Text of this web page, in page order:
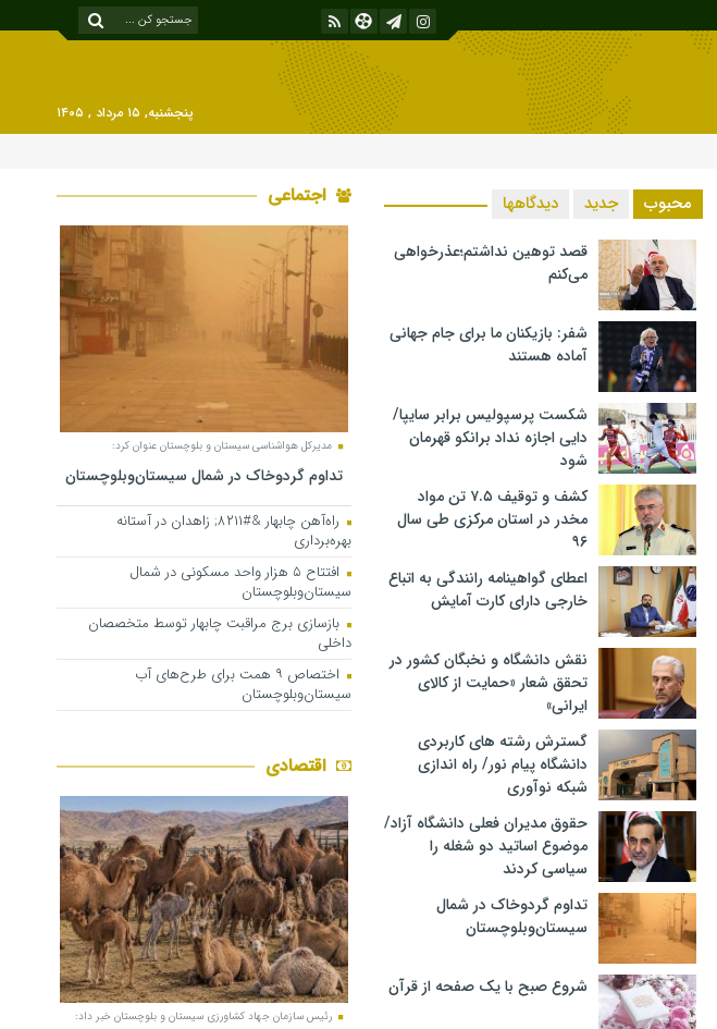
پنجشنبه, ۱۵ مرداد , ۱۴۰۵
محبوب جدید دیدگاهها
قصد توهین نداشتم؛عذرخواهی
می‌کنم
شفر: بازیکنان ما برای جام جهانی
آماده هستند
شکست پرسپولیس برابر سایپا/
دایی اجازه نداد برانکو قهرمان
شود
کشف و توقیف ۷.۵ تن مواد
مخدر در استان مرکزی طی سال
۹۶
اعطای گواهینامه رانندگی به اتباع
خارجی دارای کارت آمایش
نقش دانشگاه و نخبگان کشور در
تحقق شعار «حمایت از کالای
ایرانی»
گسترش رشته های کاربردی
دانشگاه پیام نور/ راه اندازی
شبکه نوآوری
حقوق مدیران فعلی دانشگاه آزاد/
موضوع اساتید دو شغله را
سیاسی کردند
تداوم گردوخاک در شمال
سیستان‌وبلوچستان
شروع صبح با یک صفحه از قرآن
اجتماعی
مدیرکل هواشناسی سیستان و بلوچستان عنوان کرد:
تداوم گردوخاک در شمال سیستان‌وبلوچستان
راه‌آهن چابهار &#۸۲۱۱; زاهدان در آستانه
بهره‌برداری
افتتاح ۵ هزار واحد مسکونی در شمال
سیستان‌وبلوچستان
بازسازی برج مراقبت چابهار توسط متخصصان
داخلی
اختصاص ۹ همت برای طرح‌های آب
سیستان‌وبلوچستان
اقتصادی
رئیس سازمان جهاد کشاورزی سیستان و بلوچستان خبر داد: